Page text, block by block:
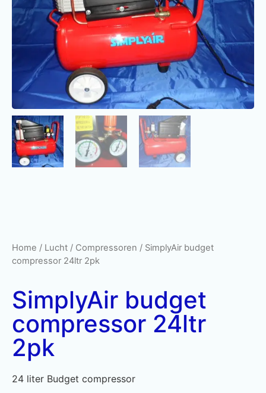
Home / Lucht / Compressoren / SimplyAir budget
compressor 24ltr 2pk
SimplyAir budget
compressor 24ltr
2pk
24 liter Budget compressor